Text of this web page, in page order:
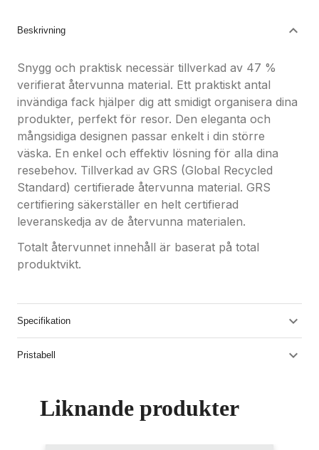
Beskrivning
Snygg och praktisk necessär tillverkad av 47 %
verifierat återvunna material. Ett praktiskt antal
invändiga fack hjälper dig att smidigt organisera dina
produkter, perfekt för resor. Den eleganta och
mångsidiga designen passar enkelt i din större
väska. En enkel och effektiv lösning för alla dina
resebehov. Tillverkad av GRS (Global Recycled
Standard) certifierade återvunna material. GRS
certifiering säkerställer en helt certifierad
leveranskedja av de återvunna materialen.
Totalt återvunnet innehåll är baserat på total
produktvikt.
Specifikation
Pristabell
Liknande produkter